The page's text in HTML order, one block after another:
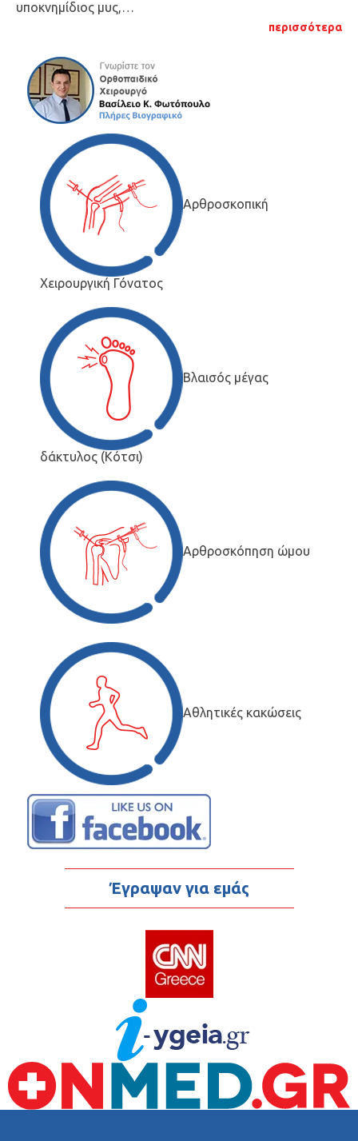
υποκνημίδιος μυς,…
περισσότερα
Αρθροσκοπική
Χειρουργική Γόνατος
Βλαισός μέγας
δάκτυλος (Κότσι)
Αρθροσκόπηση ώμου
Αθλητικές κακώσεις
Έγραψαν για εμάς